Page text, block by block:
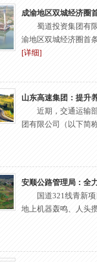
成渝地区双城经济圈
蜀道投资集团有
渝地区双城经济圈首
[详细]
山东高速集团：提升
近期，交通运输
团有限公司（以下简
安顺公路管理局：全
国道321线青新
地上机器轰鸣、人头